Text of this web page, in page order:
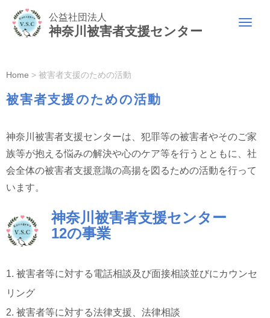
公益社団法人
神奈川被害者支援センター
N
Home > 被害者支援のための活動
被害者支援のための活動
神奈川被害者支援センターは、犯罪等の被害者やそのご家
族等が抱える悩みの解決や心のケア等を行うとともに、社
会全体の被害者支援意識の高揚を図るための活動を行って
います。
神奈川被害者支援センター
12の事業
1. 被害者等に対する電話相談及び面接相談並びにカウンセ
リング
2. 被害者等に対する法律支援、法律相談